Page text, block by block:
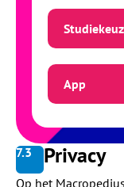
App
7.3 Privacy
Op het